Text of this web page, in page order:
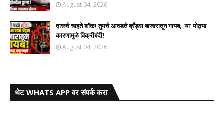
August 04, 2026
दारूचे चाहते शॉक! तुमचे आवडते ब्रँड्स बाजारातून गायब; 'या' मोठ्या
कारणामुळे विक्रीबंदी!
August 04, 2026
थेट WHATS APP वर संपर्क करा